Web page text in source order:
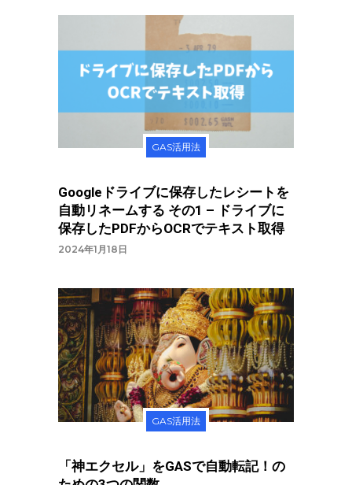
GAS活用法
Googleドライブに保存したレシートを
自動リネームする その1 – ドライブに
保存したPDFからOCRでテキスト取得
2024年1月18日
GAS活用法
「神エクセル」をGASで自動転記！の